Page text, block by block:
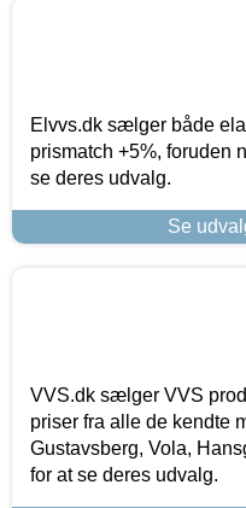
Elvvs.dk sælger både
prismatch +5%, foruden
se deres udvalg.
Se
VVS.dk sælger VVS
priser fra alle de kendte
Gustavsberg, Vola,
for at se deres udvalg.